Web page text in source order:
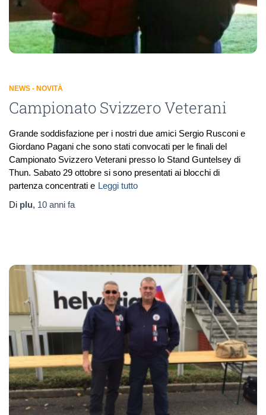
NEWS - NOVITÀ
Campionato Svizzero Veterani
Grande soddisfazione per i nostri due amici Sergio Rusconi e
Giordano Pagani che sono stati convocati per le finali del
Campionato Svizzero Veterani presso lo Stand Guntelsey di
Thun. Sabato 29 ottobre si sono presentati ai blocchi di
partenza concentrati e Leggi tutto
Di plu, 10 anni fa